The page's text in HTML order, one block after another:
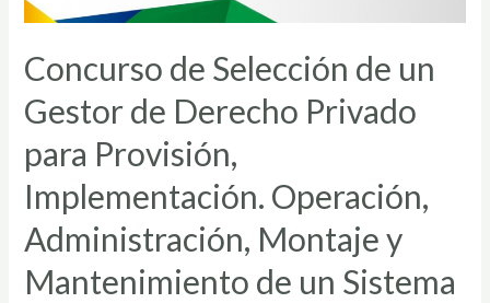
Concurso de Selección de un
Gestor de Derecho Privado
para Provisión,
Implementación. Operación,
Administración, Montaje y
Mantenimiento de un Sistema